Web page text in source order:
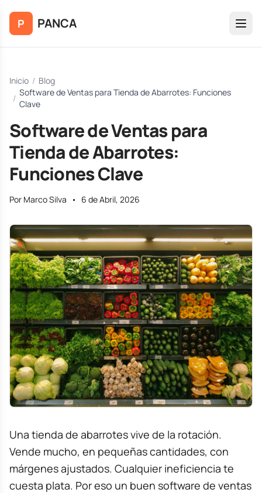
P PANCA
Inicio / Blog
/
Software de Ventas para Tienda de Abarrotes: Funciones
Clave
Software de Ventas para
Tienda de Abarrotes:
Funciones Clave
Por Marco Silva • 6 de Abril, 2026
Una tienda de abarrotes vive de la rotación.
Vende mucho, en pequeñas cantidades, con
márgenes ajustados. Cualquier ineficiencia te
cuesta plata. Por eso un buen software de ventas